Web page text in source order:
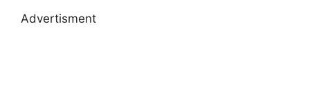
Advertisment